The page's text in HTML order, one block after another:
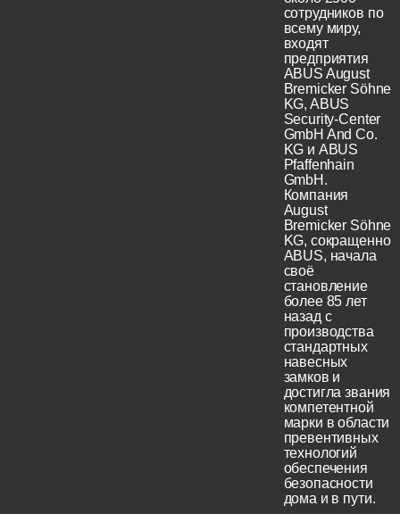
сотрудников по
всему миру,
входят
предприятия
ABUS August
Bremicker Söhne
KG, ABUS
Security-Center
GmbH And Co.
KG и ABUS
Pfaffenhain
GmbH.
Компания
August
Bremicker Söhne
KG, сокращенно
ABUS, начала
своё
становление
более 85 лет
назад с
производства
стандартных
навесных
замков и
достигла звания
компетентной
марки в области
превентивных
технологий
обеспечения
безопасности
дома и в пути.